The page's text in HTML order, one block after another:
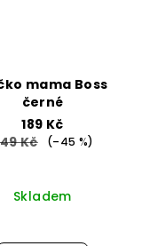
mama Boss
černé
189 Kč
Kč
(–45 %)
Skladem